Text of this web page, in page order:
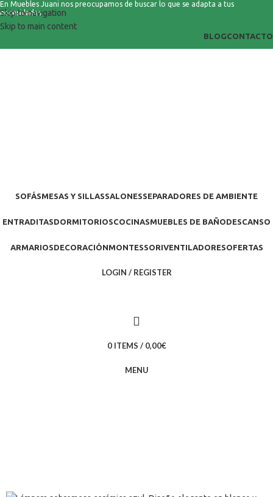
Skip to navigation
Skip to main content
En Muebles Juani nos preocupamos de buscar lo que se adapta a tus
necesidades
BLOGCONTACTO
SOFÁSMESAS Y SILLASSALONESSEPARADORES DE AMBIENTE
ENTRADITASDORMITORIOSCOCINASMUEBLES DE BAÑODESCANSO
ARMARIOSDECORACIÓNMONTESSORIVENTILADORESOFERTAS
LOGIN / REGISTER
0 ITEMS / 0,00€
MENU